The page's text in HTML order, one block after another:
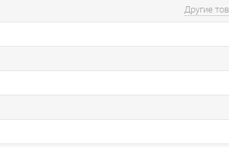
Другие